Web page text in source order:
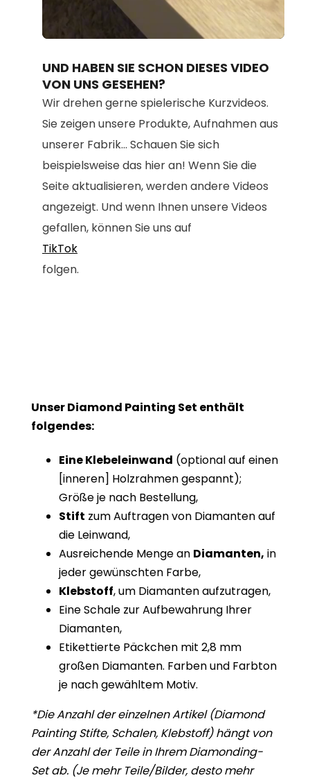
95.21%
UND HABEN SIE SCHON DIESES VIDEO
VON UNS GESEHEN?
Wir drehen gerne spielerische Kurzvideos.
Sie zeigen unsere Produkte, Aufnahmen aus
unserer Fabrik... Schauen Sie sich
beispielsweise das hier an! Wenn Sie die
Seite aktualisieren, werden andere Videos
angezeigt. Und wenn Ihnen unsere Videos
gefallen, können Sie uns auf
TikTok
folgen.
Unser Diamond Painting Set enthält
folgendes:
Eine Klebeleinwand (optional auf einen
[inneren] Holzrahmen gespannt);
Größe je nach Bestellung,
Stift zum Auftragen von Diamanten auf
die Leinwand,
Ausreichende Menge an Diamanten, in
jeder gewünschten Farbe,
Klebstoff, um Diamanten aufzutragen,
Eine Schale zur Aufbewahrung Ihrer
Diamanten,
Etikettierte Päckchen mit 2,8 mm
großen Diamanten. Farben und Farbton
je nach gewähltem Motiv.
*Die Anzahl der einzelnen Artikel (Diamond
Painting Stifte, Schalen, Klebstoff) hängt von
der Anzahl der Teile in Ihrem Diamonding-
Set ab. (Je mehr Teile/Bilder, desto mehr